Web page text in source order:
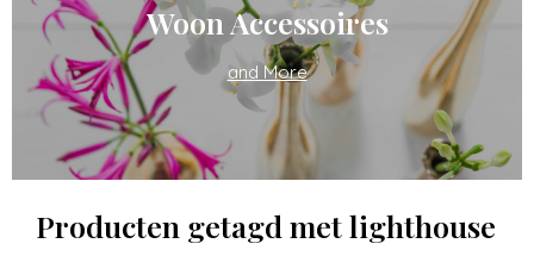
Woon Accessoires
and More
Producten getagd met lighthouse